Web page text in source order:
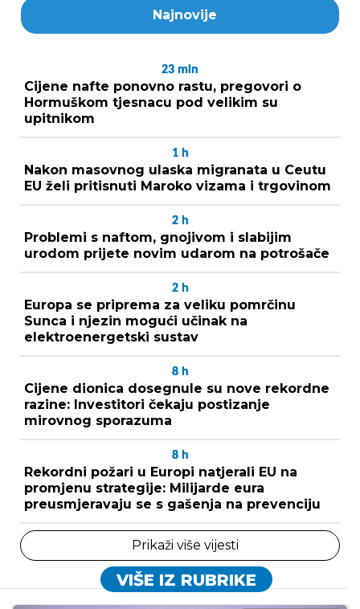
Najnovije
23 min
Cijene nafte ponovno rastu, pregovori o
Hormuškom tjesnacu pod velikim su
upitnikom
1 h
Nakon masovnog ulaska migranata u Ceutu
EU želi pritisnuti Maroko vizama i trgovinom
2 h
Problemi s naftom, gnojivom i slabijim
urodom prijete novim udarom na potrošače
2 h
Europa se priprema za veliku pomrčinu
Sunca i njezin mogući učinak na
elektroenergetski sustav
8 h
Cijene dionica dosegnule su nove rekordne
razine: Investitori čekaju postizanje
mirovnog sporazuma
8 h
Rekordni požari u Europi natjerali EU na
promjenu strategije: Milijarde eura
preusmjeravaju se s gašenja na prevenciju
Prikaži više vijesti
VIŠE IZ RUBRIKE